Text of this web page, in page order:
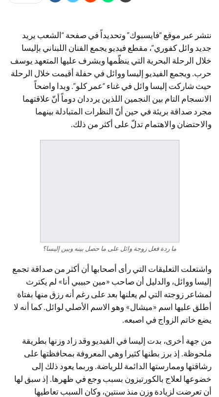
نتشر عبر موقع “فايسبوك” وتحديداً في صفحة “الشعب يريد
جديد وائل كفوري”، مقطع فيديو يجمع الفنان اللبناني بإليسا
خلال الرحلة البحرية التي ينظّمها ويشرف عليها المتعهد يوسف
حرب. ويجمع الفيديو إليسا ووائل في حفلة أقيمت خلال الرحلة
حيث شاركت إليسا وائل في غناء “عمر كلو”. وبدا واضحاً
الانسجام التام بين النجمين اللذين يرددان دوماً أنّ علاقتهما
مجرد صداقة بريئة في حين أنّ النظرات المتبادلة بينهما
والاحتضان والاهتمام تدلّ على أكثر من ذلك.
ما ردة فعل زوجة وائل على ما حصل بينه وبين إليسا؟
واشتعلت التعليقات التي رأى أصحابها أن أكثر من صداقة تجمع
إليسا ووائل، والدليل أن صاحب «مين حبيبي أنا» لم يكترث
لمشاعر زوجته التي لم يعلنها بعد على رغم أنه رزق منها بفتاة
أطلق عليها اسم «ميشال» وهو الاسم الأصلي لوائل. كما أنه لا
يضع خاتم الزواج في اصبعه.
من جهة أخرى، بدت إليسا في الفيديو وقد زاد وزنها بطريقة
ملحوظة. إذ برز بطنها كثيرا وهي المعروفة بمحافظتها على
رشاقتها وممارستها الدائمة للرياضة. وربما يعود ذلك إلى
خضوعها لعلاج بالكورتيزون بسبب وجع في ظهرها. إذ سبق لها
أن تعرضت لزيادة وزن منذ سنتين، وكان السبب تعاطيها